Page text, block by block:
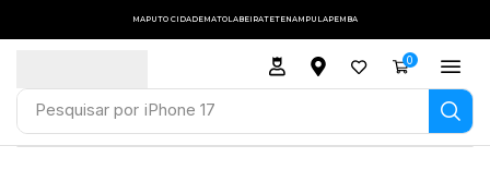
MAPUTO CIDADEMATOLABEIRATETENAMPULAPEMBA
Pesquisar por iPhone 17
0